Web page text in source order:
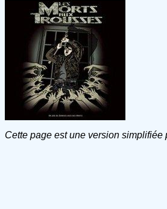
Cette page est une version